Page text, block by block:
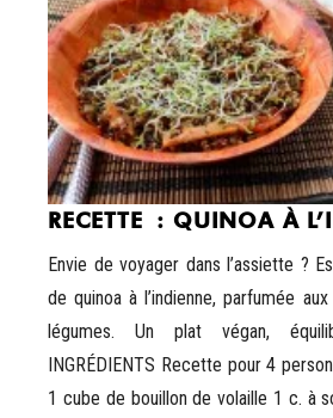
RECETTE : QUINOA À
Envie de voyager dans l’assiette ?
de quinoa à l’indienne, parfumée
légumes. Un plat végan,
INGRÉDIENTS Recette pour 4
1 cube de bouillon de volaille 1 c. à